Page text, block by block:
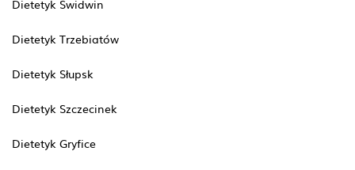
Dietetyk Świdwin
Dietetyk Trzebiatów
Dietetyk Słupsk
Dietetyk Szczecinek
Dietetyk Gryfice